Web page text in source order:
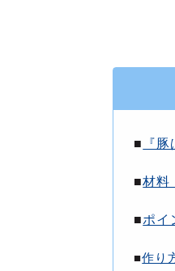
■ 『
■材料
■ポイ
■作り